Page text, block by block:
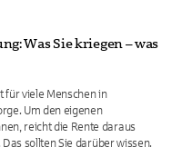
Was Sie kriegen – was
für viele Menschen in
Um den eigenen
reicht die Rente daraus
sollten Sie darüber wissen.